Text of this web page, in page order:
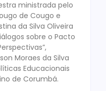
ministrada pelo
de Cougo e
da Silva Oliveira
sobre o Pacto
Moraes da Silva
Educacionais
de Corumbá.